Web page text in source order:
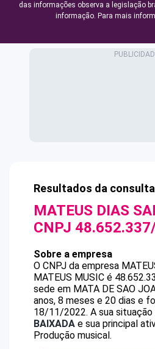
das informações observa a legislação
informação. Para mais
Resultados da
MATEUS DIAS
CNPJ
Sobre a empresa
O CNPJ da empresa
MATEUS MUSIC é
sede em MATA DE SAO
anos, 8 meses e 20 dias e
18/11/2022. A sua
BAIXADA e sua principal
Produção musical.